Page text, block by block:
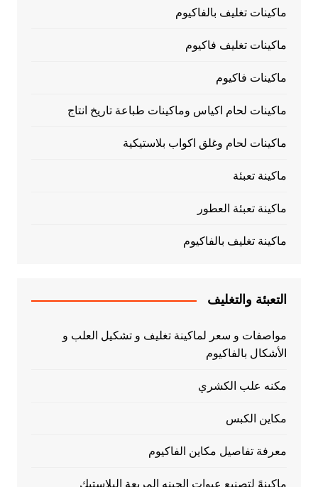
ماكينات تغليف بالفاكيوم
ماكينات تغليف فاكيوم
ماكينات فاكيوم
ماكينات لحام اكياس وماكينات طباعة تاريخ انتاج
ماكينات لحام وغلق اكواب بلاستيكية
ماكينة تعبئة
ماكينة تعبئة العطور
ماكينة تغليف بالفاكيوم
التعبئة والتغليف
مواصفات و سعر لماكينة تغليف و تشكيل العلب و
الأشكال بالفاكيوم
مكنه علب الكشري
مكاين الكبس
معرفة تفاصيل مكاين الفاكيوم
ماكينهً لتصنيع عبوات الجبنه المربعة البلاستيك